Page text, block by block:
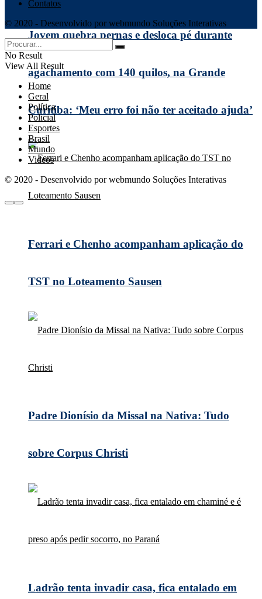
Jovem quebra pernas e desloca pé durante
agachamento com 140 quilos, na Grande
Curitiba: ‘Meu erro foi não ter aceitado ajuda’
Ferrari e Chenho acompanham aplicação do
TST no Loteamento Sausen
Padre Dionísio da Missal na Nativa: Tudo
sobre Corpus Christi
Ladrão tenta invadir casa, fica entalado em
Contatos
© 2020 - Desenvolvido por webmundo Soluções Interativas
No Result
View All Result
Home
Geral
Política
Policial
Esportes
Brasil
Mundo
Videos
© 2020 - Desenvolvido por webmundo Soluções Interativas